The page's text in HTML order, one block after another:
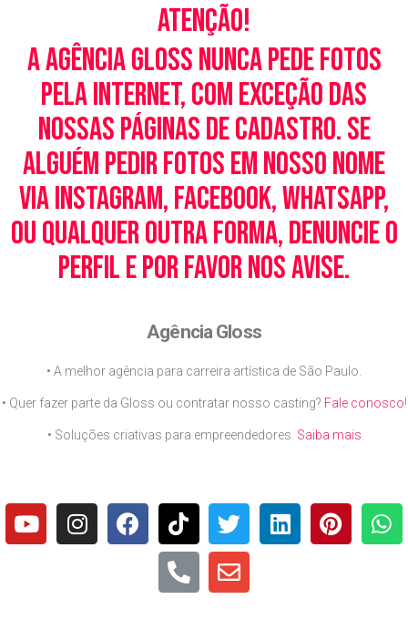
Atenção!
A Agência Gloss nunca pede fotos
pela Internet, com exceção das
nossas páginas de cadastro. Se
alguém pedir fotos em nosso nome
via Instagram, Facebook, WhatsApp,
ou qualquer outra forma, denuncie o
perfil e por favor nos avise.
Agência Gloss
• A melhor agência para carreira artística de São Paulo.
• Quer fazer parte da Gloss ou contratar nosso casting? Fale conosco!
• Soluções criativas para empreendedores. Saiba mais